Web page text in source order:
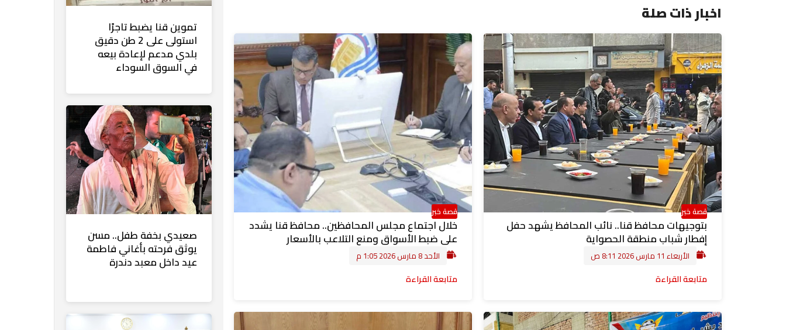
اخبار ذات صلة
قصة خبر
بتوجيهات محافظ قنا.. نائب المحافظ يشهد حفل
إفطار شباب منطقة الحصواية
الأربعاء 11 مارس 2026 8:11 ص
متابعة القراءة
قصة خبر
خلال اجتماع مجلس المحافظين.. محافظ قنا يشدد
على ضبط الأسواق ومنع التلاعب بالأسعار
الأحد 8 مارس 2026 1:05 م
متابعة القراءة
تموين قنا يضبط تاجرًا
استولى على 2 طن دقيق
بلدي مدعم لإعادة بيعه
في السوق السوداء
صعيدي بخفة طفل.. مسن
يوثق فرحته بأغاني فاطمة
عيد داخل معبد دندرة